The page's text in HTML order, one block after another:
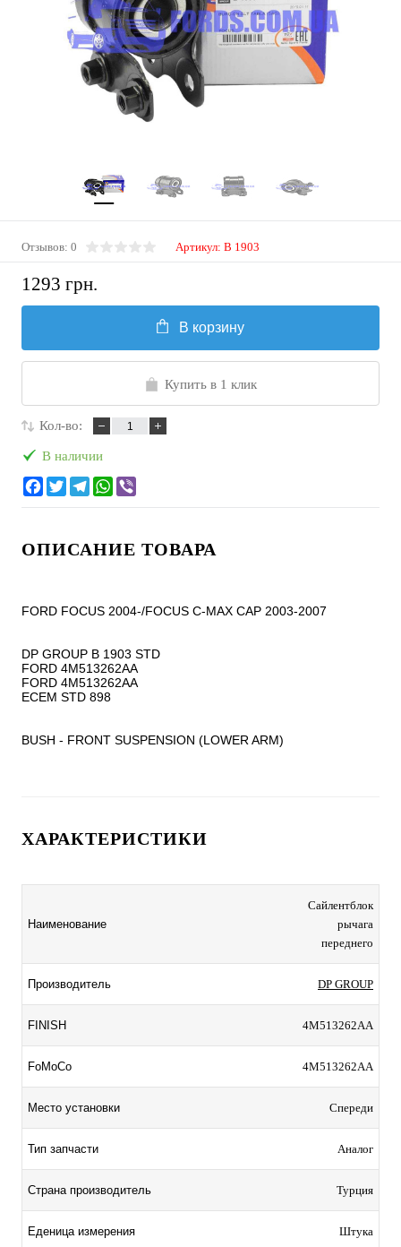
Отзывов: 0 Артикул: B 1903
1293 грн.
В корзину
Купить в 1 клик
Кол-во:
В наличии
ОПИСАНИЕ ТОВАРА
FORD FOCUS 2004-/FOCUS C-MAX CAP 2003-2007
DP GROUP B 1903 STD
FORD 4M513262AA
FORD 4M513262AA
ECEM STD 898
BUSH - FRONT SUSPENSION (LOWER ARM)
ХАРАКТЕРИСТИКИ
Наименование
Сайлентблок
рычага
переднего
Производитель DP GROUP
FINISH 4M513262AA
FoMoCo 4M513262AA
Место установки Спереди
Тип запчасти Аналог
Страна производитель Турция
Еденица измерения Штука